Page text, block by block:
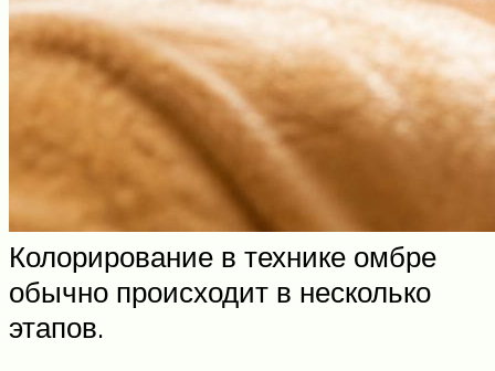
Колорирование в технике омбре
обычно происходит в несколько
этапов.